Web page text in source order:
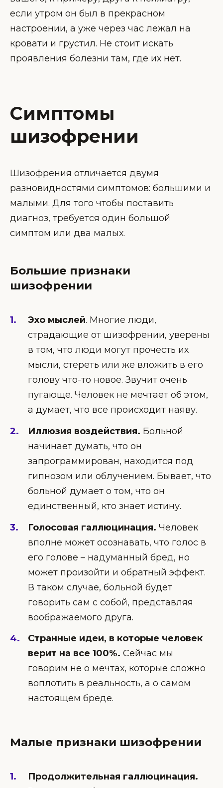
если утром он был в прекрасном
настроении, а уже через час лежал на
кровати и грустил. Не стоит искать
проявления болезни там, где их нет.
Симптомы
шизофрении
Шизофрения отличается двумя
разновидностями симптомов: большими и
малыми. Для того чтобы поставить
диагноз, требуется один большой
симптом или два малых.
Большие признаки
шизофрении
Эхо мыслей. Многие люди,
страдающие от шизофрении, уверены
в том, что люди могут прочесть их
мысли, стереть или же вложить в его
голову что-то новое. Звучит очень
пугающе. Человек не мечтает об этом,
а думает, что все происходит наяву.
Иллюзия воздействия. Больной
начинает думать, что он
запрограммирован, находится под
гипнозом или облучением. Бывает, что
больной думает о том, что он
единственный, кто знает истину.
Голосовая галлюцинация. Человек
вполне может осознавать, что голос в
его голове – надуманный бред, но
может произойти и обратный эффект.
В таком случае, больной будет
говорить сам с собой, представляя
воображаемого друга.
Странные идеи, в которые человек
верит на все 100%. Сейчас мы
говорим не о мечтах, которые сложно
воплотить в реальность, а о самом
настоящем бреде.
Малые признаки шизофрении
Продолжительная галлюцинация.